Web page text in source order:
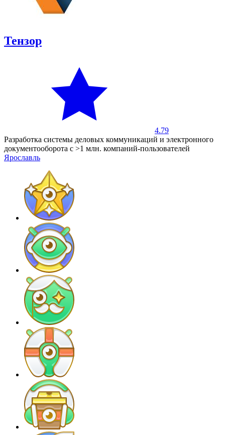
Тензор
4.79
Разработка системы деловых коммуникаций и электронного
документооборота с >1 млн. компаний-пользователей
Ярославль